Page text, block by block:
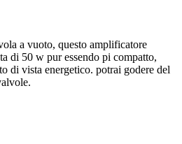
a vuoto, questo amplificatore
di 50 w pur essendo pi compatto,
di vista energetico. potrai godere del